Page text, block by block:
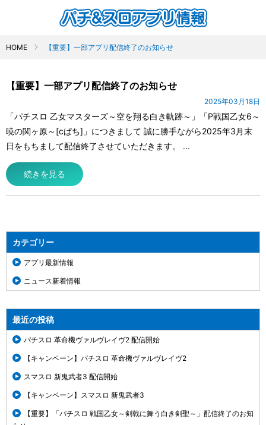
HOME 【重要】一部アプリ配信終了のお知らせ
カテゴリー
アプリ最新情報
ニュース新着情報
最近の投稿
パチスロ 革命機ヴァルヴレイヴ2 配信開始
【キャンペーン】パチスロ 革命機ヴァルヴレイヴ2
スマスロ 新鬼武者3 配信開始
【キャンペーン】スマスロ 新鬼武者3
【重要】「パチスロ 戦国乙女～剣戟に舞う白き剣聖～」配信終了のお知
【重要】一部アプリ配信終了のお知らせ
2025年03月18日
「パチスロ 乙女マスターズ～空を翔る白き軌跡～」「P戦国乙女6～
暁の関ヶ原～[cぱち]」につきまして 誠に勝手ながら2025年3月末
日をもちまして配信終了させていただきます。 ...
続きを見る